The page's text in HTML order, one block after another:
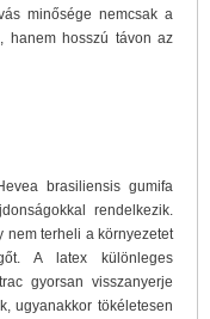
minősége nemcsak a
hanem hosszú távon az
brasiliensis gumifa
rendelkezik.
nem terheli a környezetet
A latex különleges
gyorsan visszanyerje
ugyanakkor tökéletesen